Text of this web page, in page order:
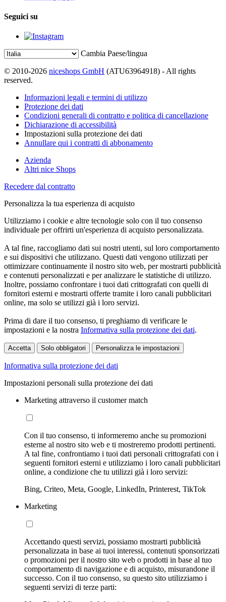
Seguici su
Cambia Paese/lingua
© 2010-2026 niceshops GmbH (ATU63964918) - All rights
reserved.
Informazioni legali e termini di utilizzo
Protezione dei dati
Condizioni generali di contratto e politica di cancellazione
Dichiarazione di accessibilità
Impostazioni sulla protezione dei dati
Annullare qui i contratti di abbonamento
Azienda
Altri nice Shops
Recedere dal contratto
Personalizza la tua esperienza di acquisto
Utilizziamo i cookie e altre tecnologie solo con il tuo consenso
individuale per offrirti un'esperienza di acquisto personalizzata.
A tal fine, raccogliamo dati sui nostri utenti, sul loro comportamento
e sui dispositivi che utilizzano. Questi dati vengono utilizzati per
ottimizzare continuamente il nostro sito web, per mostrarti pubblicità
e contenuti personalizzati e per analizzare le statistiche di utilizzo.
Inoltre, possiamo confrontare i tuoi dati crittografati con quelli di
fornitori esterni e mostrarti offerte tramite i loro canali pubblicitari
online, ma solo se utilizzi già i loro servizi.
Prima di dare il tuo consenso, ti preghiamo di verificare le
impostazioni e la nostra Informativa sulla protezione dei dati.
Accetta Solo obbligatori Personalizza le impostazioni
Informativa sulla protezione dei dati
Impostazioni personali sulla protezione dei dati
Marketing attraverso il customer match
Con il tuo consenso, ti informeremo anche su promozioni
esterne al nostro sito web e ti mostreremo prodotti pertinenti.
A tal fine, confrontiamo i tuoi dati personali crittografati con i
seguenti fornitori esterni e utilizziamo i loro canali pubblicitari
online, a condizione che tu utilizzi già i loro servizi:
Bing, Criteo, Meta, Google, LinkedIn, Printerest, TikTok
Marketing
Accettando questi servizi, possiamo mostrarti pubblicità
personalizzata in base ai tuoi interessi, contenuti sponsorizzati
o promozioni per il nostro sito web o prodotti in base al tuo
comportamento di navigazione e di acquisto, misurandone il
successo. Con il tuo consenso, su questo sito utilizziamo i
seguenti servizi di terze parti: